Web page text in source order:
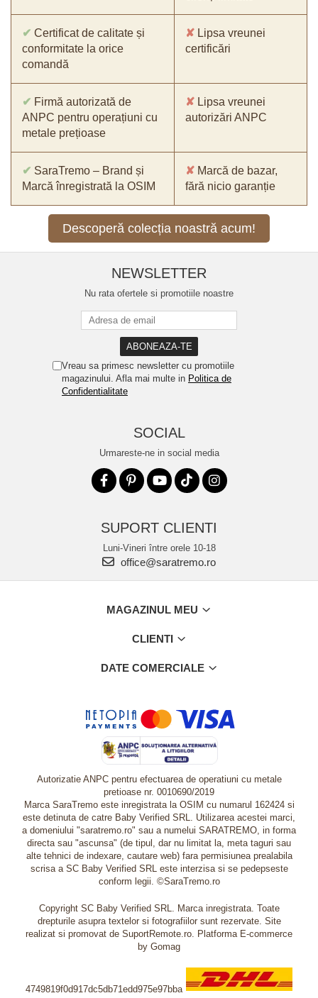
✔ Certificat de calitate și
conformitate la orice
comandă
✘ Lipsa vreunei
certificări
✔ Firmă autorizată de
ANPC pentru operațiuni cu
metale prețioase
✘ Lipsa vreunei
autorizări ANPC
✔ SaraTremo – Brand și
Marcă înregistrată la OSIM
✘ Marcă de bazar,
fără nicio garanție
Descoperă colecția noastră acum!
NEWSLETTER
Nu rata ofertele si promotiile noastre
Vreau sa primesc newsletter cu promotiile
magazinului. Afla mai multe in Politica de
Confidentialitate
SOCIAL
Urmareste-ne in social media
SUPORT CLIENTI
Luni-Vineri între orele 10-18
office@saratremo.ro
MAGAZINUL MEU
CLIENTI
DATE COMERCIALE
Autorizatie ANPC pentru efectuarea de operatiuni cu metale
pretioase nr. 0010690/2019
Marca SaraTremo este inregistrata la OSIM cu numarul 162424 si
este detinuta de catre Baby Verified SRL. Utilizarea acestei marci,
a domeniului "saratremo.ro" sau a numelui SARATREMO, in forma
directa sau "ascunsa" (de tipul, dar nu limitat la, meta taguri sau
alte tehnici de indexare, cautare web) fara permisiunea prealabila
scrisa a SC Baby Verified SRL este interzisa si se pedepseste
conform legii. ©SaraTremo.ro
Copyright SC Baby Verified SRL. Marca inregistrata. Toate
drepturile asupra textelor si fotografiilor sunt rezervate. Site
realizat si promovat de SuportRemote.ro. Platforma E-commerce
by Gomag
4749819f0d917dc5db71edd975e97bba